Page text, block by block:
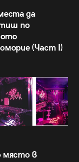
да
по
(Част I)
място в